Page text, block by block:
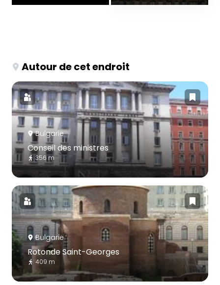
Autour de cet endroit
Bulgarie
Conseil des ministres
356 m
Bulgarie
Rotonde Saint-Georges
409 m